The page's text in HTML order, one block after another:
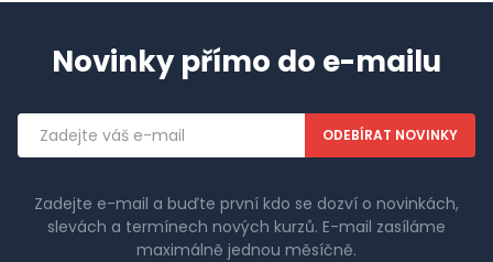
Novinky přímo do e-mailu
Emailová
adresa
Zadejte e-mail a buďte první kdo se dozví o novinkách,
slevách a termínech nových kurzů. E-mail zasíláme
maximálně jednou měsíčně.